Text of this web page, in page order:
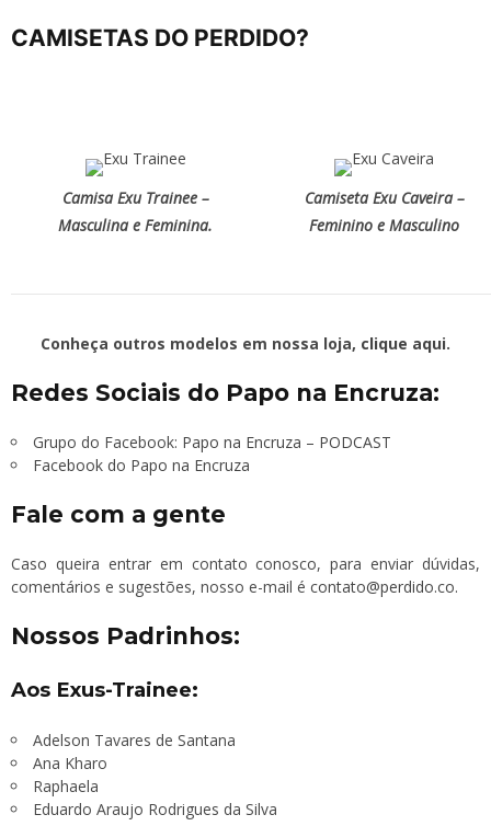
CAMISETAS DO PERDIDO?
Camisa Exu Trainee –
Masculina e Feminina.
Camiseta Exu Caveira –
Feminino e Masculino
Conheça outros modelos em nossa loja, clique aqui.
Redes Sociais do Papo na Encruza:
Grupo do Facebook: Papo na Encruza – PODCAST
Facebook do Papo na Encruza
Fale com a gente
Caso queira entrar em contato conosco, para enviar dúvidas,
comentários e sugestões, nosso e-mail é contato@perdido.co.
Nossos Padrinhos:
Aos Exus-Trainee:
Adelson Tavares de Santana
Ana Kharo
Raphaela
Eduardo Araujo Rodrigues da Silva